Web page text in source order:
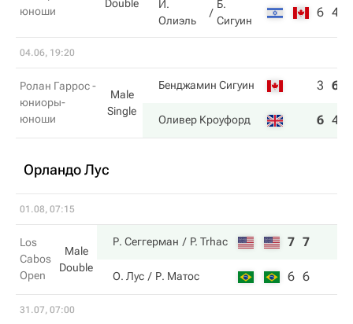
юноши
Double
И.
Олиэль
Б.
Сигуин
6 4
04.06, 19:20
Ролан Гаррос -
юниоры-
юноши
Male
Single
Бенджамин Сигуин 3 6
Оливер Кроуфорд 6 4
Орландо Лус
01.08, 07:15
Los
Cabos
Open
Male
Double
Р. Сеггерман P. Trhac 7 7
О. Лус Р. Матос 6 6
31.07, 07:00